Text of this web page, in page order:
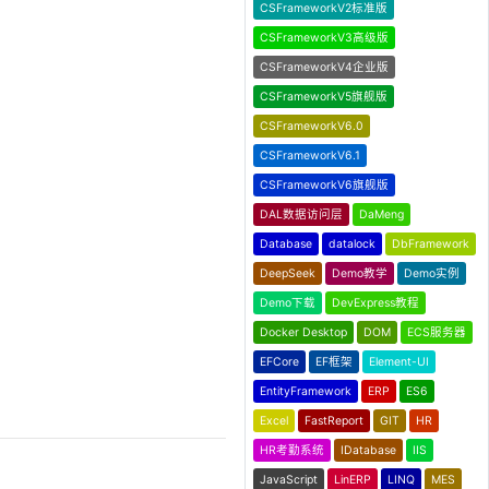
CSFrameworkV2标准版
CSFrameworkV3高级版
CSFrameworkV4企业版
CSFrameworkV5旗舰版
CSFrameworkV6.0
CSFrameworkV6.1
CSFrameworkV6旗舰版
DAL数据访问层 DaMeng
Database datalock DbFramework
DeepSeek Demo教学 Demo实例
Demo下载 DevExpress教程
Docker Desktop DOM ECS服务器
EFCore EF框架 Element-UI
EntityFramework ERP ES6
Excel FastReport GIT HR
HR考勤系统 IDatabase IIS
JavaScript LinERP LINQ MES